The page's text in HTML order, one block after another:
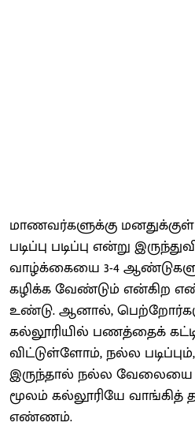
மாணவர்களுக்கு
படிப்பு படிப்பு என்று
வாழ்க்கையை 3-4
கழிக்க வேண்டும் என்கிற
உண்டு. ஆனால்,
கல்லூரியில் பணத்தைக்
விட்டுள்ளோம், நல்ல
இருந்தால் நல்ல
மூலம் கல்லூரியே வாங்கித்
எண்ணம்.